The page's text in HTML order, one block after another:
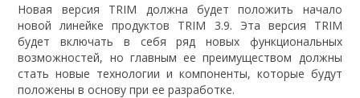
Новая версия TRIM должна будет положить начало
новой линейке продуктов TRIM 3.9. Эта версия TRIM
будет включать в себя ряд новых функциональных
возможностей, но главным ее преимуществом должны
стать новые технологии и компоненты, которые будут
положены в основу при ее разработке.